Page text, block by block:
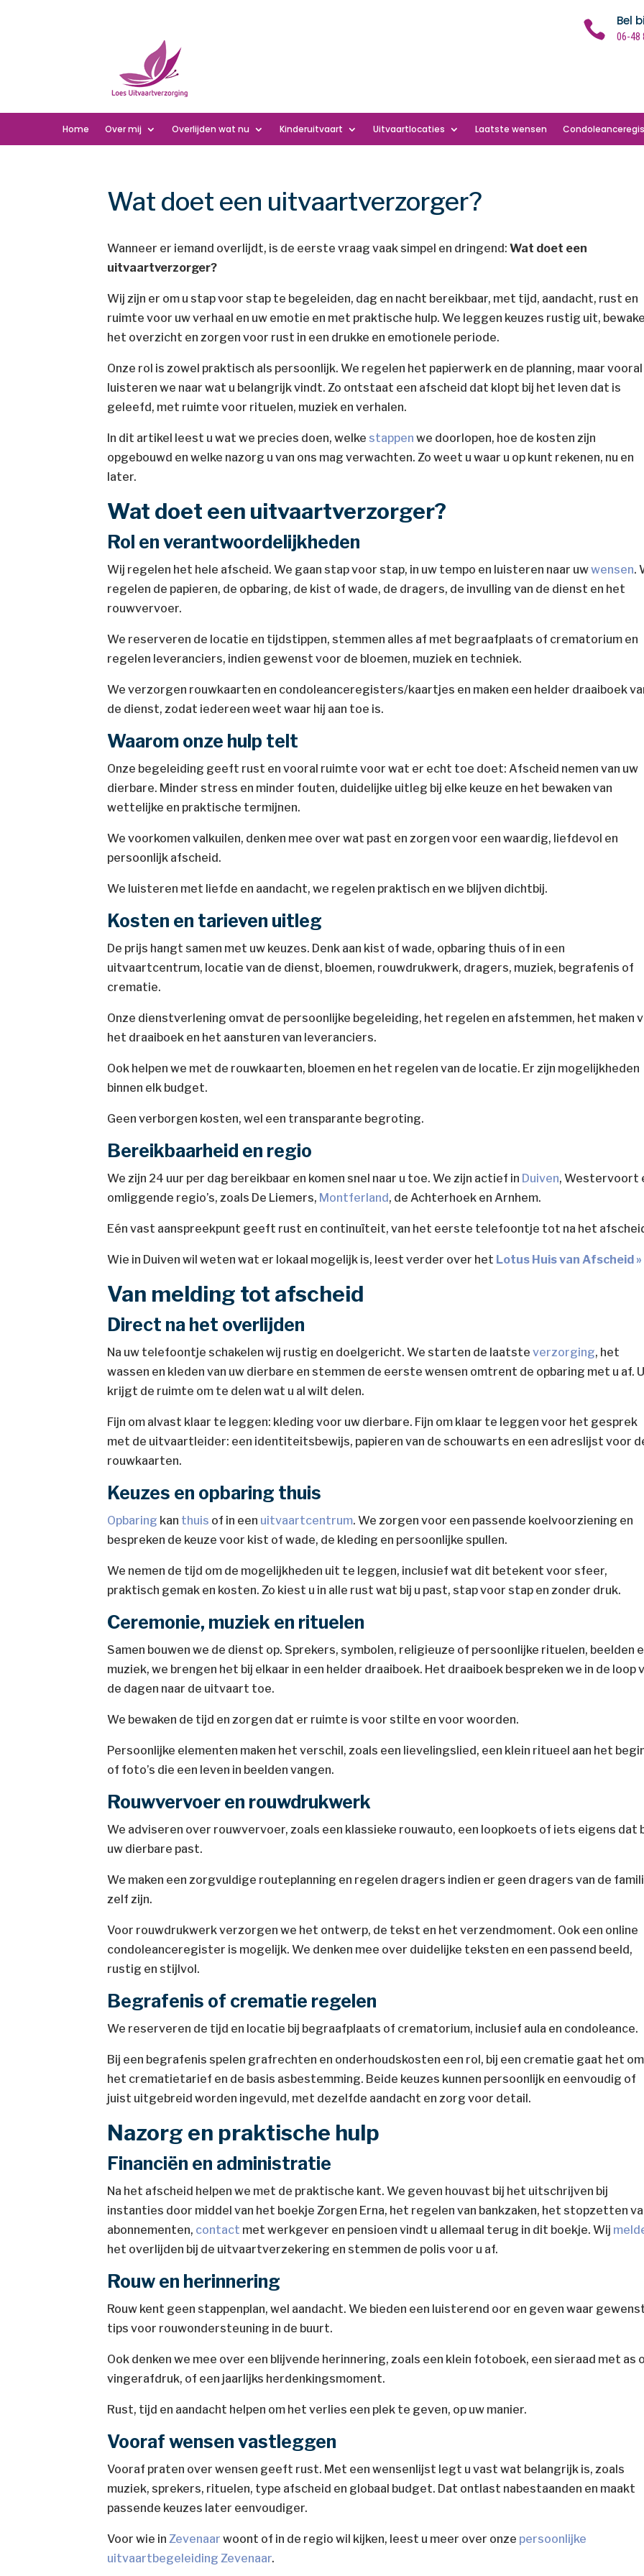
 Bel
06-48
Home Over mij Overlijden wat nu Kinderuitvaart Uitvaartlocaties Laatste wensen
Wat doet een uitvaartverzorger?
Wanneer er iemand overlijdt, is de eerste vraag vaak simpel en dringend:Wat doet een
uitvaartverzorger?
Wij zijn er om u stap voor stap te begeleiden, dag en nacht bereikbaar, met tijd, aandacht, rust en
ruimte voor uw verhaal en uw emotie en met praktische hulp. We leggen keuzes rustig uit,
het overzicht en zorgen voor rust in een drukke en emotionele periode.
Onze rol is zowel praktisch als persoonlijk. We regelen het papierwerk en de planning, maar vooral
luisteren we naar wat u belangrijk vindt. Zo ontstaat een afscheid dat klopt bij het leven dat is
geleefd, met ruimte voor rituelen, muziek en verhalen.
In dit artikel leest u wat we precies doen, welke stappen we doorlopen, hoe de kosten zijn
opgebouwd en welke nazorg u van ons mag verwachten. Zo weet u waar u op kunt rekenen, nu en
later.
Wat doet een uitvaartverzorger?
Rol en verantwoordelijkheden
Wij regelen het hele afscheid. We gaan stap voor stap, in uw tempo en luisteren naar uwwensen.
regelen de papieren, de opbaring, de kist of wade, de dragers, de invulling van de dienst en het
rouwvervoer.
We reserveren de locatie en tijdstippen, stemmen alles af met begraafplaats of crematorium en
regelen leveranciers, indien gewenst voor de bloemen, muziek en techniek.
We verzorgen rouwkaarten en condoleanceregisters/kaartjes en maken een helder draaiboek
de dienst, zodat iedereen weet waar hij aan toe is.
Waarom onze hulp telt
Onze begeleiding geeft rust en vooral ruimte voor wat er echt toe doet: Afscheid nemen van uw
dierbare. Minder stress en minder fouten, duidelijke uitleg bij elke keuze en het bewaken van
wettelijke en praktische termijnen.
We voorkomen valkuilen, denken mee over wat past en zorgen voor een waardig, liefdevol en
persoonlijk afscheid.
We luisteren met liefde en aandacht, we regelen praktisch en we blijven dichtbij.
Kosten en tarieven uitleg
De prijs hangt samen met uw keuzes. Denk aan kist of wade, opbaring thuis of in een
uitvaartcentrum, locatie van de dienst, bloemen, rouwdrukwerk, dragers, muziek, begrafenis of
crematie.
Onze dienstverlening omvat de persoonlijke begeleiding, het regelen en afstemmen, het maken
het draaiboek en het aansturen van leveranciers.
Ook helpen we met de rouwkaarten, bloemen en het regelen van de locatie. Er zijn mogelijkheden
binnen elk budget.
Geen verborgen kosten, wel een transparante begroting.
Bereikbaarheid en regio
We zijn 24 uur per dag bereikbaar en komen snel naar u toe. We zijn actief in Duiven, Westervoort
omliggende regio’s, zoals De Liemers, Montferland, de Achterhoek en Arnhem.
Eén vast aanspreekpunt geeft rust en continuïteit, van het eerste telefoontje tot na het
Wie in Duiven wil weten wat er lokaal mogelijk is, leest verder over het Lotus Huis van Afscheid »
Van melding tot afscheid
Direct na het overlijden
Na uw telefoontje schakelen wij rustig en doelgericht. We starten de laatsteverzorging, het
wassen en kleden van uw dierbare en stemmen de eerste wensen omtrent de opbaring met u af.
krijgt de ruimte om te delen wat u al wilt delen.
Fijn om alvast klaar te leggen: kleding voor uw dierbare. Fijn om klaar te leggen voor het gesprek
met de uitvaartleider: een identiteitsbewijs, papieren van de schouwarts en een adreslijst voor
rouwkaarten.
Keuzes en opbaring thuis
Opbaring kan thuis of in een uitvaartcentrum. We zorgen voor een passende koelvoorziening en
bespreken de keuze voor kist of wade, de kleding en persoonlijke spullen.
We nemen de tijd om de mogelijkheden uit te leggen, inclusief wat dit betekent voor sfeer,
praktisch gemak en kosten. Zo kiest u in alle rust wat bij u past, stap voor stap en zonder druk.
Ceremonie, muziek en rituelen
Samen bouwen we de dienst op. Sprekers, symbolen, religieuze of persoonlijke rituelen, beelden
muziek, we brengen het bij elkaar in een helder draaiboek. Het draaiboek bespreken we in de loop
de dagen naar de uitvaart toe.
We bewaken de tijd en zorgen dat er ruimte is voor stilte en voor woorden.
Persoonlijke elementen maken het verschil, zoals een lievelingslied, een klein ritueel aan het
of foto’s die een leven in beelden vangen.
Rouwvervoer en rouwdrukwerk
We adviseren over rouwvervoer, zoals een klassieke rouwauto, een loopkoets of iets eigens dat
uw dierbare past.
We maken een zorgvuldige routeplanning en regelen dragers indien er geen dragers van de
zelf zijn.
Voor rouwdrukwerk verzorgen we het ontwerp, de tekst en het verzendmoment. Ook een online
condoleanceregister is mogelijk. We denken mee over duidelijke teksten en een passend beeld,
rustig en stijlvol.
Begrafenis of crematie regelen
We reserveren de tijd en locatie bij begraafplaats of crematorium, inclusief aula en condoleance.
Bij een begrafenis spelen grafrechten en onderhoudskosten een rol, bij een crematie gaat het om
het crematietarief en de basis asbestemming. Beide keuzes kunnen persoonlijk en eenvoudig of
juist uitgebreid worden ingevuld, met dezelfde aandacht en zorg voor detail.
Nazorg en praktische hulp
Financiën en administratie
Na het afscheid helpen we met de praktische kant. We geven houvast bij het uitschrijven bij
instanties door middel van het boekje Zorgen Erna, het regelen van bankzaken, het stopzetten
abonnementen, contact met werkgever en pensioen vindt u allemaal terug in dit boekje. Wij
het overlijden bij de uitvaartverzekering en stemmen de polis voor u af.
Rouw en herinnering
Rouw kent geen stappenplan, wel aandacht. We bieden een luisterend oor en geven waar
tips voor rouwondersteuning in de buurt.
Ook denken we mee over een blijvende herinnering, zoals een klein fotoboek, een sieraad met as
vingerafdruk, of een jaarlijks herdenkingsmoment.
Rust, tijd en aandacht helpen om het verlies een plek te geven, op uw manier.
Vooraf wensen vastleggen
Vooraf praten over wensen geeft rust. Met een wensenlijst legt u vast wat belangrijk is, zoals
muziek, sprekers, rituelen, type afscheid en globaal budget. Dat ontlast nabestaanden en maakt
passende keuzes later eenvoudiger.
Voor wie inZevenaar woont of in de regio wil kijken, leest u meer over onze persoonlijke
uitvaartbegeleiding Zevenaar.